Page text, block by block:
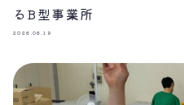
るB型事業所
2026.06.19